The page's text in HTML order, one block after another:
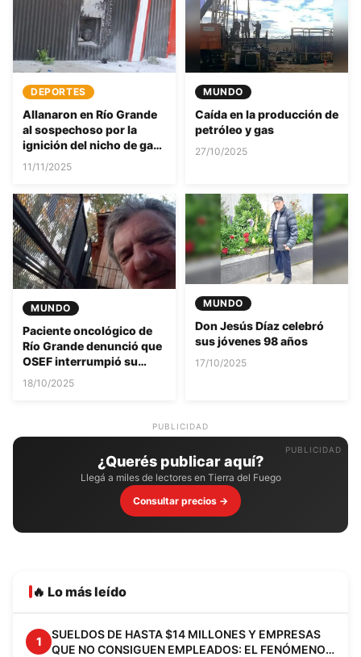
DEPORTES
Allanaron en Río Grande
al sospechoso por la
ignición del nicho de gas
de un boliche
11/11/2025
MUNDO
Caída en la producción de
petróleo y gas
27/10/2025
MUNDO
Paciente oncológico de
Río Grande denunció que
OSEF interrumpió su
tratamiento
18/10/2025
MUNDO
Don Jesús Díaz celebró
sus jóvenes 98 años
17/10/2025
PUBLICIDAD
¿Querés publicar aquí?
Llegá a miles de lectores en Tierra del Fuego
Consultar precios →
🔥 Lo más leído
1
SUELDOS DE HASTA $14 MILLONES Y EMPRESAS
QUE NO CONSIGUEN EMPLEADOS: EL FENÓMENO